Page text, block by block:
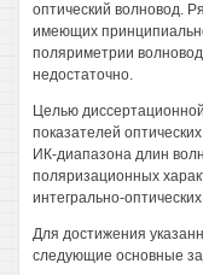
оптический волновод.
имеющих
поляриметрии
недостаточно.
Целью
показателей
ИК-диапазона длин
поляризационных
интегрально-
Для достижения
следующие основные